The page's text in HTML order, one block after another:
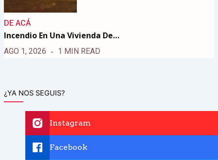
DE ACÁ
Incendio En Una Vivienda De…
AGO 1, 2026 1 MIN READ
¿YA NOS SEGUIS?
Instagram
Facebook